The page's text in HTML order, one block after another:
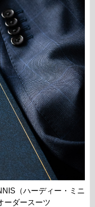
（ハーディー・ミニ
ーダースーツ